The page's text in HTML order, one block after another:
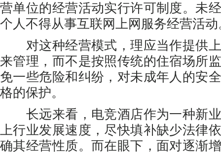
营单位的经营活动实行许可制度。未
个人不得从事互联网上网服务经营活动
对这种经营模式，理应当作提供上
来管理，而不是按照传统的住宿场所
免一些危险和纠纷，对未成年人的安
格的保护。
长远来看，电竞酒店作为一种新业
上行业发展速度，尽快填补缺少法律
确其经营性质。而在眼下，面对逐渐